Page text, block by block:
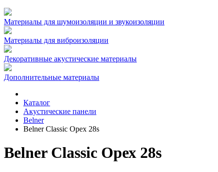
Материалы для шумоизоляции и звукоизоляции
Материалы для виброизоляции
Декоративные акустические материалы
Дополнительные материалы
Каталог
Акустические панели
Belner
Belner Classic Орех 28s
Belner Classic Орех 28s